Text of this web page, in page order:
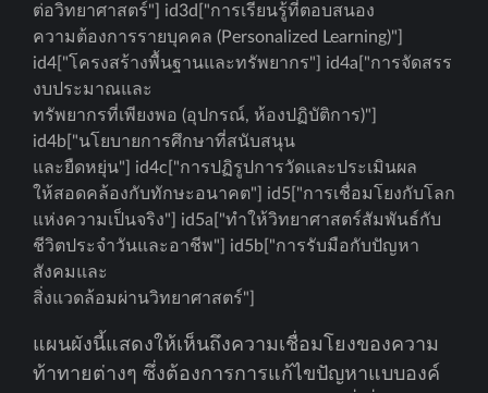
ต่อวิทยาศาสตร์"] id3d["การเรียนรู้ที่ตอบสนอง
ความต้องการรายบุคคล (Personalized Learning)"]
id4["โครงสร้างพื้นฐานและทรัพยากร"] id4a["การจัดสรร
งบประมาณและ
ทรัพยากรที่เพียงพอ (อุปกรณ์, ห้องปฏิบัติการ)"]
id4b["นโยบายการศึกษาที่สนับสนุน
และยืดหยุ่น"] id4c["การปฏิรูปการวัดและประเมินผล
ให้สอดคล้องกับทักษะอนาคต"] id5["การเชื่อมโยงกับโลก
แห่งความเป็นจริง"] id5a["ทำให้วิทยาศาสตร์สัมพันธ์กับ
ชีวิตประจำวันและอาชีพ"] id5b["การรับมือกับปัญหา
สังคมและ
สิ่งแวดล้อมผ่านวิทยาศาสตร์"]
แผนผังนี้แสดงให้เห็นถึงความเชื่อมโยงของความ
ท้าทายต่างๆ ซึ่งต้องการการแก้ไขปัญหาแบบองค์